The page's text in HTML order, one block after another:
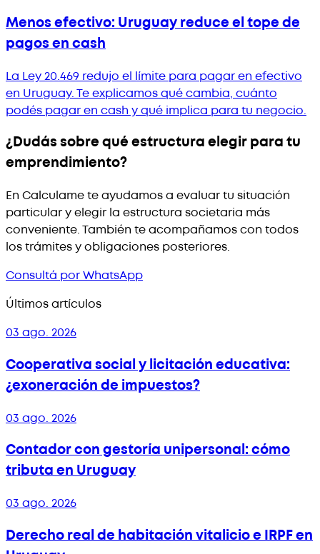
Menos efectivo: Uruguay reduce el tope de
pagos en cash
La Ley 20.469 redujo el límite para pagar en efectivo
en Uruguay. Te explicamos qué cambia, cuánto
podés pagar en cash y qué implica para tu negocio.
¿Dudás sobre qué estructura elegir para tu
emprendimiento?
En Calculame te ayudamos a evaluar tu situación
particular y elegir la estructura societaria más
conveniente. También te acompañamos con todos
los trámites y obligaciones posteriores.
Consultá por WhatsApp
Últimos artículos
03 ago. 2026
Cooperativa social y licitación educativa:
¿exoneración de impuestos?
03 ago. 2026
Contador con gestoría unipersonal: cómo
tributa en Uruguay
03 ago. 2026
Derecho real de habitación vitalicio e IRPF en